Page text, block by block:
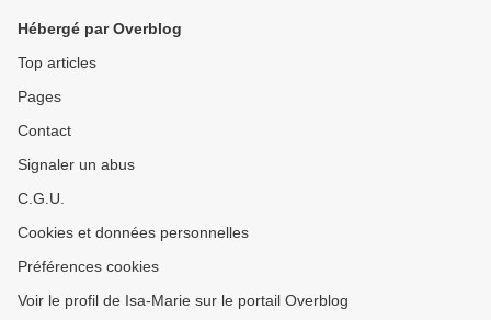
Hébergé par Overblog
Top articles
Pages
Contact
Signaler un abus
C.G.U.
Cookies et données personnelles
Préférences cookies
Voir le profil de Isa-Marie sur le portail Overblog